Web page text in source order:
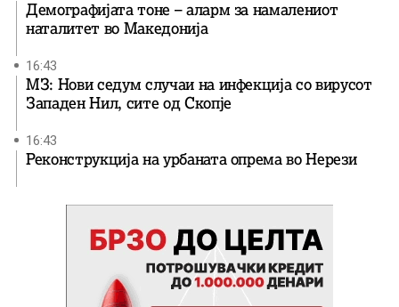
Демографијата тоне – аларм за намалениот
наталитет во Македонија
16:43
МЗ: Нови седум случаи на инфекција со вирусот
Западен Нил, сите од Скопје
16:43
Реконструкција на урбаната опрема во Нерези